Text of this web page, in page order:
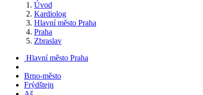
Úvod
Kardiolog
Hlavní město Praha
Praha
Zbraslav
Hlavní město Praha
Brno-město
Frýdštejn